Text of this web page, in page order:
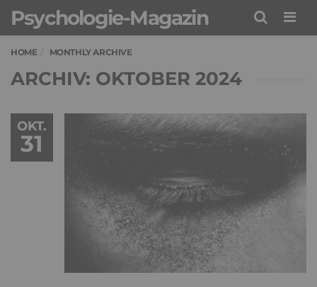
Psychologie-Magazin
HOME MONTHLY ARCHIVE
ARCHIV: OKTOBER 2024
OKT.
31